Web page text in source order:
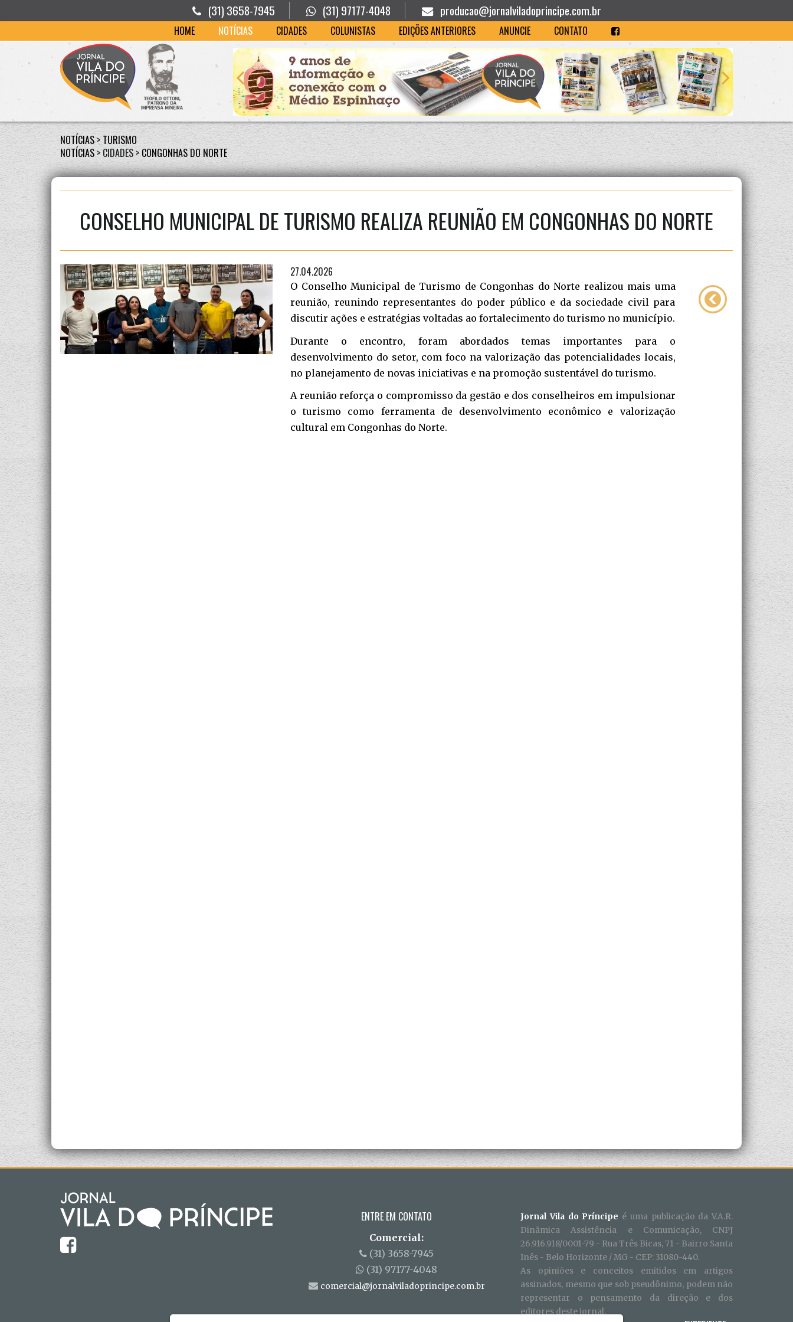
(31) 3658-7945 (31) 97177-4048 producao@jornalviladoprincipe.com.br
HOME NOTÍCIAS CIDADES COLUNISTAS EDIÇÕES ANTERIORES ANUNCIE CONTATO
NOTÍCIAS>TURISMO
NOTÍCIAS> CIDADES >CONGONHAS DO NORTE
CONSELHO MUNICIPAL DE TURISMO REALIZA REUNIÃO EM CONGONHAS DO NORTE
27.04.2026
O Conselho Municipal de Turismo de Congonhas do Norte realizou mais uma
reunião, reunindo representantes do poder público e da sociedade civil para
discutir ações e estratégias voltadas ao fortalecimento do turismo no município.
Durante o encontro, foram abordados temas importantes para o
desenvolvimento do setor, com foco na valorização das potencialidades locais,
no planejamento de novas iniciativas e na promoção sustentável do turismo.
A reunião reforça o compromisso da gestão e dos conselheiros em impulsionar
o turismo como ferramenta de desenvolvimento econômico e valorização
cultural em Congonhas do Norte.
ENTRE EM CONTATO
Comercial:
(31) 3658-7945
(31) 97177-4048
comercial@jornalviladoprincipe.com.br
Jornal Vila do Príncipe é uma publicação da V.A.R.
Dinãmica Assistência e Comunicação, CNPJ
26.916.918/0001-79 - Rua Três Bicas, 71 - Bairro Santa
Inês - Belo Horizonte / MG - CEP: 31080-440.
As opiniões e conceitos emitidos em artigos
assinados, mesmo que sob pseudônimo, podem não
representar o pensamento da direção e dos
editores deste jornal.